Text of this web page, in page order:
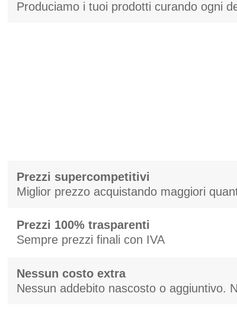
Produciamo i tuoi prodotti curando ogni
Prezzi supercompetitivi
Miglior prezzo acquistando maggiori
Prezzi 100% trasparenti
Sempre prezzi finali con IVA
Nessun costo extra
Nessun addebito nascosto o aggiuntivo.